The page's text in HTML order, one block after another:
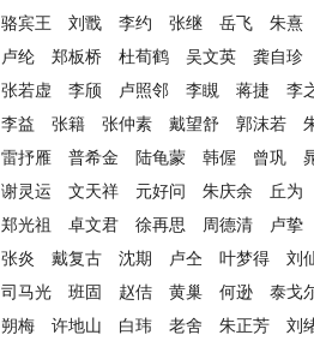
骆宾王
刘戬 李约 张继 岳飞 朱熹
卢纶
郑板桥 杜荀鹤 吴文英 龚自珍
张若虚
李颀 卢照邻 李瞡 蒋捷 李
李益
张籍 张仲素 戴望舒 郭沫若
雷抒雁
普希金 陆龟蒙 韩偓 曾巩
谢灵运
文天祥 元好问 朱庆余 丘为
郑光祖
卓文君 徐再思 周德清 卢挚
张炎
戴复古 沈期 卢仝 叶梦得 刘
司马光
班固 赵佶 黄巢 何逊 泰戈
朔梅
许地山 白玮 老舍 朱正芳 刘